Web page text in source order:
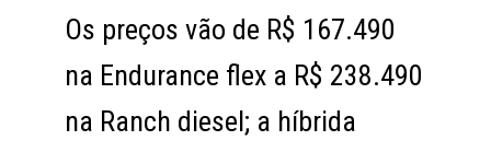
Os preços vão de R$ 167.490
na Endurance flex a R$ 238.490
na Ranch diesel; a híbrida
Os preços vão de R$ 167.490
na Endurance flex a R$ 238.490
na Ranch diesel; a híbrida